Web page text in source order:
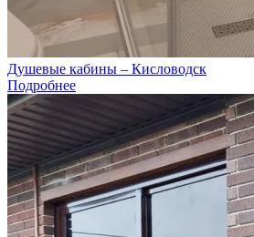
Душевые кабины – Кисловодск
Подробнее